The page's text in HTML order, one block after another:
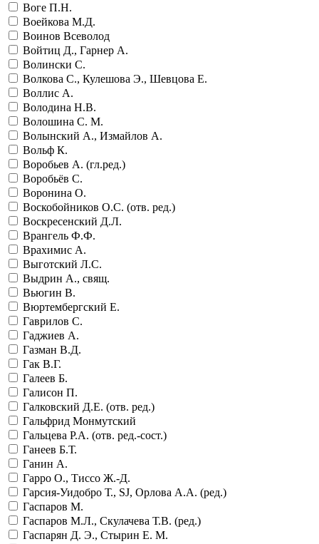
Воге П.Н.
Воейкова М.Д.
Воинов Всеволод
Войтиц Д., Гарнер А.
Волински С.
Волкова С., Кулешова Э., Шевцова Е.
Воллис А.
Володина Н.В.
Волошина С. М.
Волынский А., Измайлов А.
Вольф К.
Воробьев А. (гл.ред.)
Воробьёв С.
Воронина О.
Воскобойников О.С. (отв. ред.)
Воскресенский Д.Л.
Врангель Ф.Ф.
Врахимис А.
Выготский Л.С.
Выдрин А., свящ.
Вьюгин В.
Вюртембергский Е.
Гаврилов С.
Гаджиев А.
Газман В.Д.
Гак В.Г.
Галеев Б.
Галисон П.
Галковский Д.Е. (отв. ред.)
Гальфрид Монмутский
Гальцева Р.А. (отв. ред.-сост.)
Ганеев Б.Т.
Ганин А.
Гарро О., Тиссо Ж.-Д.
Гарсия-Уидобро Т., SJ, Орлова А.А. (ред.)
Гаспаров М.
Гаспаров М.Л., Скулачева Т.В. (ред.)
Гаспарян Д. Э., Стырин Е. М.